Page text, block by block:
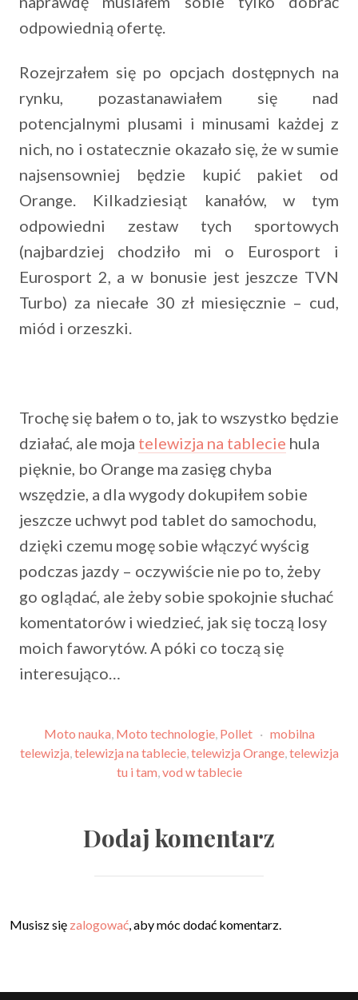
odpowiednią ofertę.
Rozejrzałem się po opcjach dostępnych na
rynku, pozastanawiałem się nad
potencjalnymi plusami i minusami każdej z
nich, no i ostatecznie okazało się, że w sumie
najsensowniej będzie kupić pakiet od
Orange. Kilkadziesiąt kanałów, w tym
odpowiedni zestaw tych sportowych
(najbardziej chodziło mi o Eurosport i
Eurosport 2, a w bonusie jest jeszcze TVN
Turbo) za niecałe 30 zł miesięcznie – cud,
miód i orzeszki.
Trochę się bałem o to, jak to wszystko będzie
działać, ale moja telewizja na tablecie hula
pięknie, bo Orange ma zasięg chyba
wszędzie, a dla wygody dokupiłem sobie
jeszcze uchwyt pod tablet do samochodu,
dzięki czemu mogę sobie włączyć wyścig
podczas jazdy – oczywiście nie po to, żeby
go oglądać, ale żeby sobie spokojnie słuchać
komentatorów i wiedzieć, jak się toczą losy
moich faworytów. A póki co toczą się
interesująco…
Moto nauka, Moto technologie, Pollet · mobilna
telewizja,telewizja na tablecie,telewizja Orange,telewizja
tu i tam,vod w tablecie
Dodaj komentarz
Musisz się zalogować, aby móc dodać komentarz.